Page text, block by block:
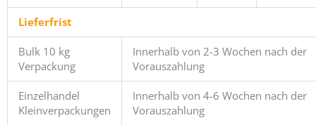
Lieferfrist
Bulk 10 kg
Verpackung
Innerhalb von 2-3 Wochen nach der
Vorauszahlung
Einzelhandel
Kleinverpackungen
Innerhalb von 4-6 Wochen nach der
Vorauszahlung